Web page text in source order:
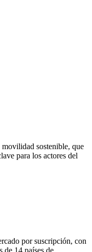
sostenible, que
para los actores del
por suscripción, con
de 14 países de